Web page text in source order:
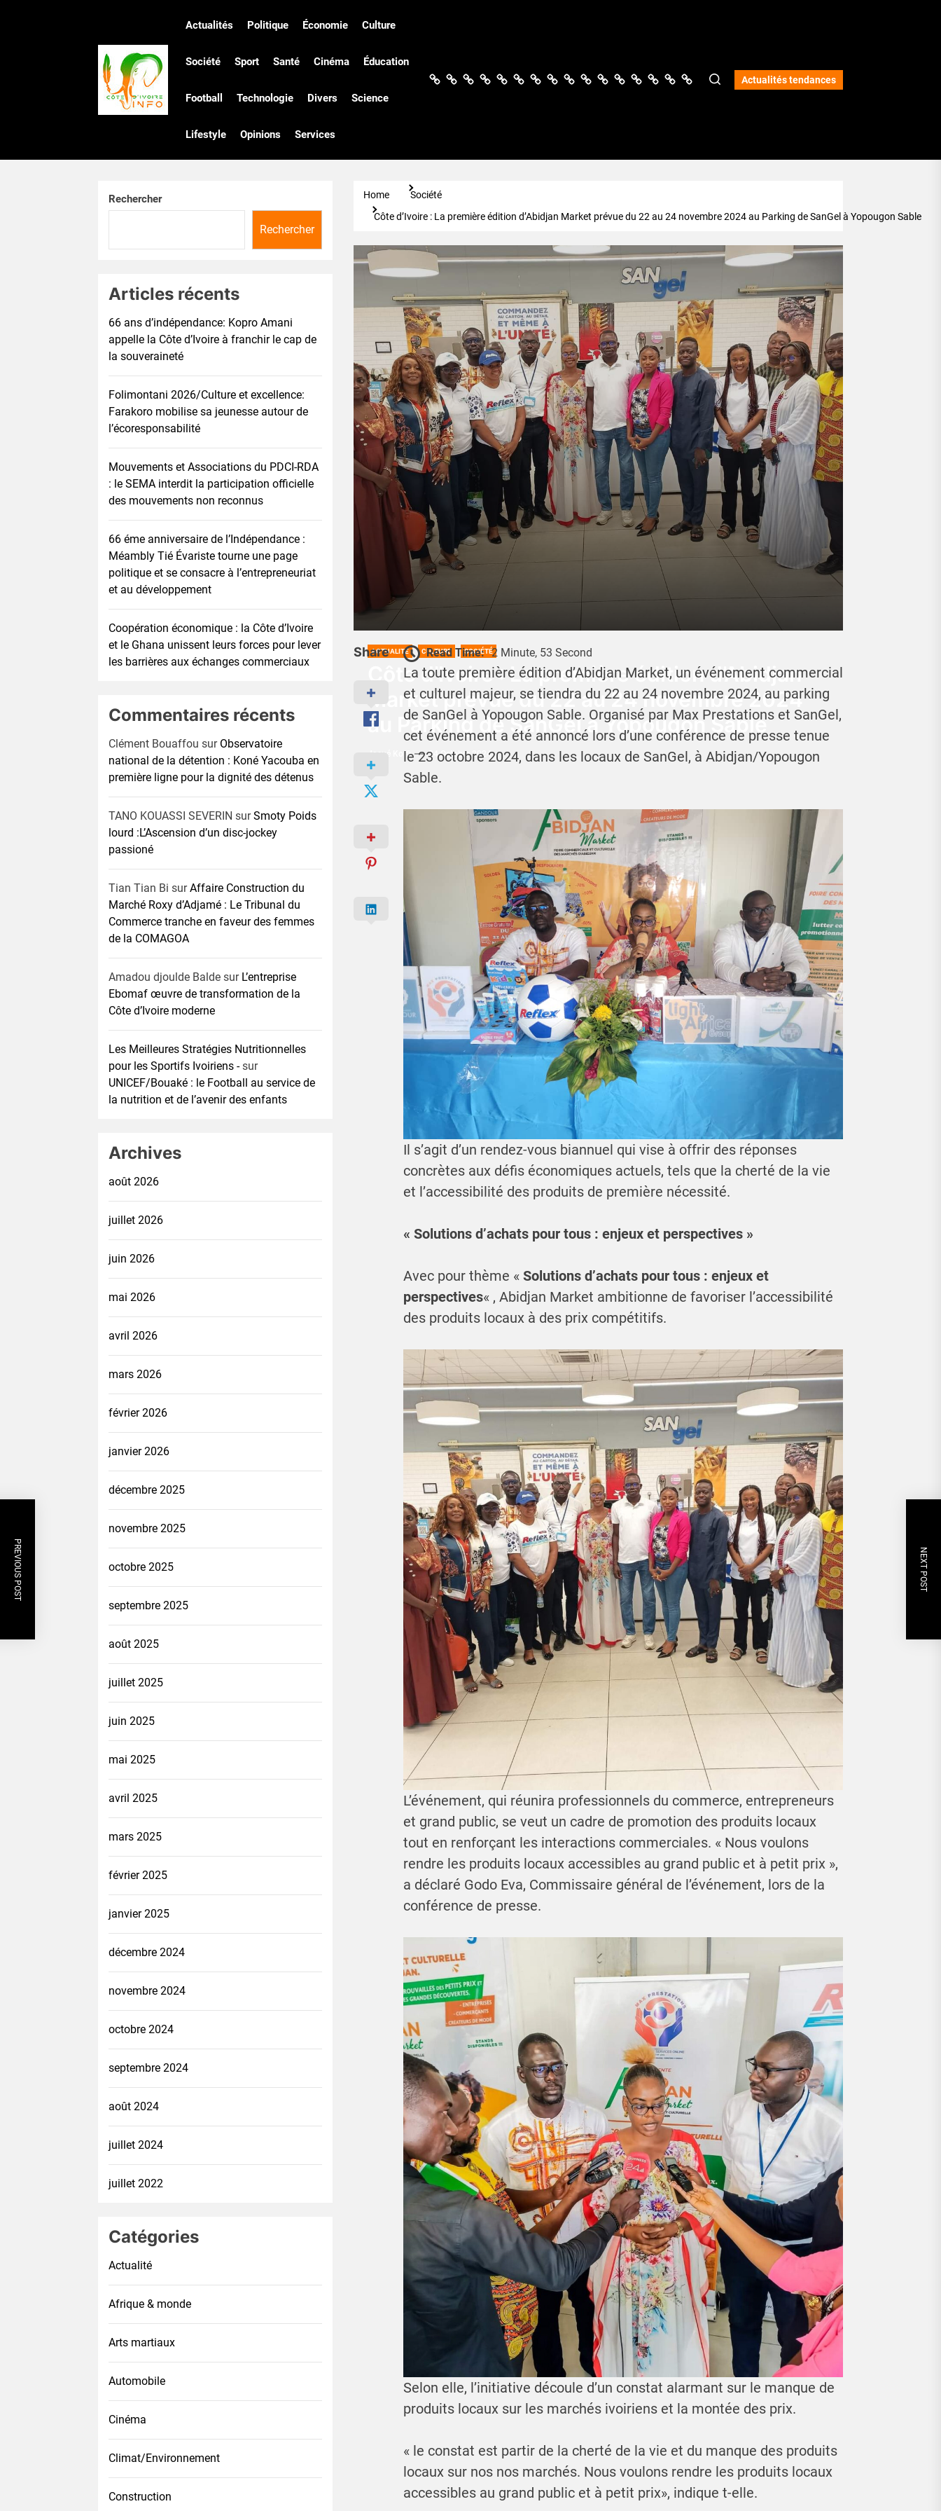
Côte
d'Ivoire
Infos
Actualités Politique Économie Culture
Société Sport Santé Cinéma Éducation
Football Technologie Divers Science
Lifestyle Opinions Services
Actualités
Politique
Économie
CultureSociété
SportSantéCinémaÉducation
Football
Technologie
DiversScience
Lifestyle
OpinionsServices Actualités tendances
Home
Société
Côte d’Ivoire : La première édition d’Abidjan Market prévue du 22 au 24 novembre 2024 au Parking de SanGel à Yopougon Sable
ACTUALITÉ CULTURE SOCIÉTÉ
Côte d’Ivoire : La première édition d’Abidjan
Market prévue du 22 au 24 novembre 2024
au Parking de SanGel à Yopougon Sable
Josué Koffi 24 Octobre 2024
Share Read Time: 2 Minute, 53 Second
La toute première édition d’Abidjan Market, un événement commercial
et culturel majeur, se tiendra du 22 au 24 novembre 2024, au parking
de SanGel à Yopougon Sable. Organisé par Max Prestations et SanGel,
cet événement a été annoncé lors d’une conférence de presse tenue
le 23 octobre 2024, dans les locaux de SanGel, à Abidjan/Yopougon
Sable.
Il s’agit d’un rendez-vous biannuel qui vise à offrir des réponses
concrètes aux défis économiques actuels, tels que la cherté de la vie
et l’accessibilité des produits de première nécessité.
« Solutions d’achats pour tous : enjeux et perspectives »
Avec pour thème « Solutions d’achats pour tous : enjeux et
perspectives« , Abidjan Market ambitionne de favoriser l’accessibilité
des produits locaux à des prix compétitifs.
L’événement, qui réunira professionnels du commerce, entrepreneurs
et grand public, se veut un cadre de promotion des produits locaux
tout en renforçant les interactions commerciales. « Nous voulons
rendre les produits locaux accessibles au grand public et à petit prix »,
a déclaré Godo Eva, Commissaire général de l’événement, lors de la
conférence de presse.
Selon elle, l’initiative découle d’un constat alarmant sur le manque de
produits locaux sur les marchés ivoiriens et la montée des prix.
« le constat est partir de la cherté de la vie et du manque des produits
locaux sur nos nos marchés. Nous voulons rendre les produits locaux
accessibles au grand public et à petit prix», indique t-elle.
PREVIOUS POST NEXT POST
Rechercher
Rechercher
Articles récents
66 ans d’indépendance: Kopro Amani
appelle la Côte d’Ivoire à franchir le cap de
la souveraineté
Folimontani 2026/Culture et excellence:
Farakoro mobilise sa jeunesse autour de
l’écoresponsabilité
Mouvements et Associations du PDCI-RDA
: le SEMA interdit la participation officielle
des mouvements non reconnus
66 éme anniversaire de l’Indépendance :
Méambly Tié Évariste tourne une page
politique et se consacre à l’entrepreneuriat
et au développement
Coopération économique : la Côte d’Ivoire
et le Ghana unissent leurs forces pour lever
les barrières aux échanges commerciaux
Commentaires récents
Clément Bouaffou sur Observatoire
national de la détention : Koné Yacouba en
première ligne pour la dignité des détenus
TANO KOUASSI SEVERIN surSmoty Poids
lourd :L’Ascension d’un disc-jockey
passioné
Tian Tian Bi surAffaire Construction du
Marché Roxy d’Adjamé : Le Tribunal du
Commerce tranche en faveur des femmes
de la COMAGOA
Amadou djoulde Balde sur L’entreprise
Ebomaf œuvre de transformation de la
Côte d’Ivoire moderne
Les Meilleures Stratégies Nutritionnelles
pour les Sportifs Ivoiriens -sur
UNICEF/Bouaké : le Football au service de
la nutrition et de l’avenir des enfants
Archives
août 2026
juillet 2026
juin 2026
mai 2026
avril 2026
mars 2026
février 2026
janvier 2026
décembre 2025
novembre 2025
octobre 2025
septembre 2025
août 2025
juillet 2025
juin 2025
mai 2025
avril 2025
mars 2025
février 2025
janvier 2025
décembre 2024
novembre 2024
octobre 2024
septembre 2024
août 2024
juillet 2024
juillet 2022
Catégories
Actualité
Afrique & monde
Arts martiaux
Automobile
Cinéma
Climat/Environnement
Construction